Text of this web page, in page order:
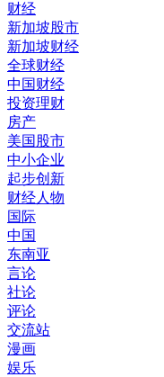
财经
新加坡股市
新加坡财经
全球财经
中国财经
投资理财
房产
美国股市
中小企业
起步创新
财经人物
国际
中国
东南亚
言论
社论
评论
交流站
漫画
娱乐